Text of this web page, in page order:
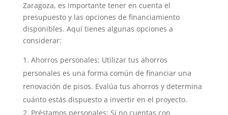
Zaragoza, es importante tener en cuenta el
presupuesto y las opciones de financiamiento
disponibles. Aquí tienes algunas opciones a
considerar:
Ahorros personales: Utilizar tus ahorros
personales es una forma común de financiar una
renovación de pisos. Evalúa tus ahorros y determina
cuánto estás dispuesto a invertir en el proyecto.
Préstamos personales: Si no cuentas con